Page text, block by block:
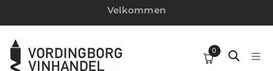
Velkommen
0